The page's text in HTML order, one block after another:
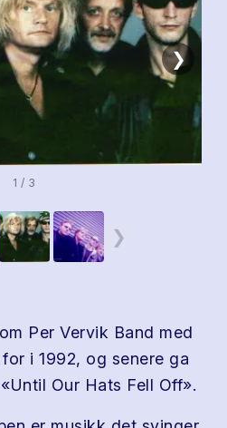
❯
1 / 3
❯
Per Vervik Band med
i 1992, og senere ga
Our Hats Fell Off».